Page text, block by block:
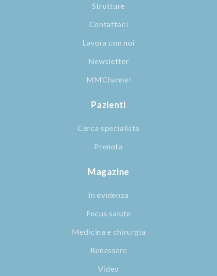
Strutture
Contattaci
Lavora con noi
Newsletter
MMChannel
Pazienti
Cerca specialista
Prenota
Magazine
In evidenza
Focus salute
Medicina e chirurgia
Benessere
Video